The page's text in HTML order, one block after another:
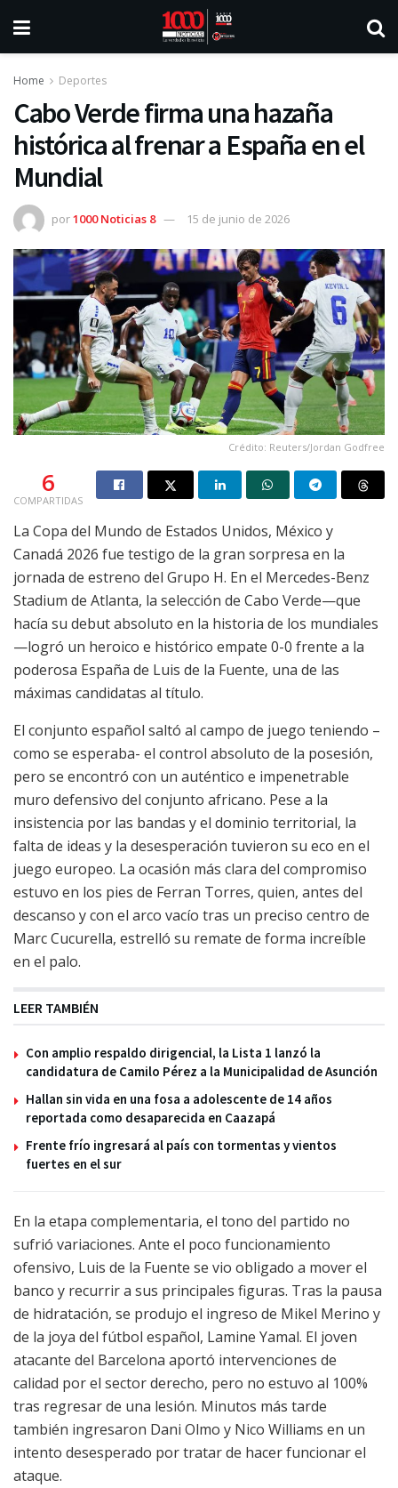
Home Deportes
Cabo Verde firma una hazaña
histórica al frenar a España en el
Mundial
por1000 Noticias 8 15 de junio de 2026
Crédito: Reuters/Jordan Godfree
6
COMPARTIDAS
La Copa del Mundo de Estados Unidos, México y
Canadá 2026 fue testigo de la gran sorpresa en la
jornada de estreno del Grupo H. En el Mercedes-Benz
Stadium de Atlanta, la selección de Cabo Verde—que
hacía su debut absoluto en la historia de los mundiales
—logró un heroico e histórico empate 0-0 frente a la
poderosa España de Luis de la Fuente, una de las
máximas candidatas al título.
El conjunto español saltó al campo de juego teniendo –
como se esperaba- el control absoluto de la posesión,
pero se encontró con un auténtico e impenetrable
muro defensivo del conjunto africano. Pese a la
insistencia por las bandas y el dominio territorial, la
falta de ideas y la desesperación tuvieron su eco en el
juego europeo. La ocasión más clara del compromiso
estuvo en los pies de Ferran Torres, quien, antes del
descanso y con el arco vacío tras un preciso centro de
Marc Cucurella, estrelló su remate de forma increíble
en el palo.
LEER TAMBIÉN
Con amplio respaldo dirigencial, la Lista 1 lanzó la
candidatura de Camilo Pérez a la Municipalidad de Asunción
Hallan sin vida en una fosa a adolescente de 14 años
reportada como desaparecida en Caazapá
Frente frío ingresará al país con tormentas y vientos
fuertes en el sur
En la etapa complementaria, el tono del partido no
sufrió variaciones. Ante el poco funcionamiento
ofensivo, Luis de la Fuente se vio obligado a mover el
banco y recurrir a sus principales figuras. Tras la pausa
de hidratación, se produjo el ingreso de Mikel Merino y
de la joya del fútbol español, Lamine Yamal. El joven
atacante del Barcelona aportó intervenciones de
calidad por el sector derecho, pero no estuvo al 100%
tras regresar de una lesión. Minutos más tarde
también ingresaron Dani Olmo y Nico Williams en un
intento desesperado por tratar de hacer funcionar el
ataque.